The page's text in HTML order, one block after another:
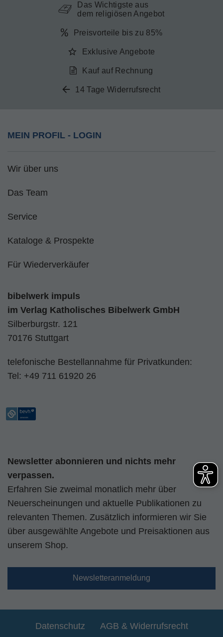
Das Wichtigste aus
dem religiösen Angebot
Preisvorteile bis zu 85%
Exklusive Angebote
Kauf auf Rechnung
14 Tage Widerrufsrecht
MEIN PROFIL - LOGIN
Wir über uns
Das Team
Service
Kataloge & Prospekte
Für Wiederverkäufer
bibelwerk impuls
im Verlag Katholisches Bibelwerk GmbH
Silberburgstr. 121
70176 Stuttgart
telefonische Bestellannahme für Privatkunden:
Tel: +49 711 61920 26
Newsletter abonnieren und nichts mehr
verpassen.
Erfahren Sie zweimal monatlich mehr über
Neuerscheinungen und aktuelle Publikationen zu
relevanten Themen. Zusätzlich informieren wir Sie
über ausgewählte Angebote und Preisaktionen aus
unserem Shop.
Newsletteranmeldung
Datenschutz AGB & Widerrufsrecht